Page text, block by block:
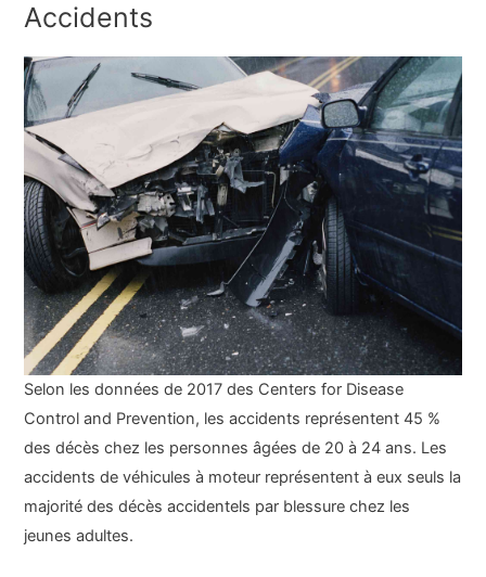
Accidents
Selon les données de 2017 des Centers for Disease
Control and Prevention, les accidents représentent 45 %
des décès chez les personnes âgées de 20 à 24 ans. Les
accidents de véhicules à moteur représentent à eux seuls la
majorité des décès accidentels par blessure chez les
jeunes adultes.